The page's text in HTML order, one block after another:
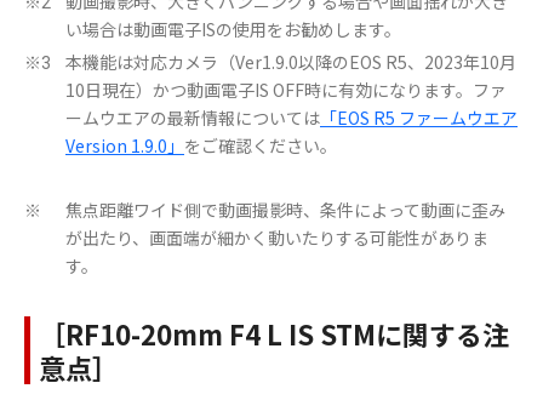
い場合は動画電子ISの使用をお勧めします。
※3
本機能は対応カメラ（Ver1.9.0以降のEOS R5、2023年10月
10日現在）かつ動画電子IS OFF時に有効になります。ファ
ームウエアの最新情報については 「EOS R5 ファームウエア
Version 1.9.0」 をご確認ください。
※
焦点距離ワイド側で動画撮影時、条件によって動画に歪み
が出たり、画面端が細かく動いたりする可能性がありま
す。
［RF10-20mm F4 L IS STMに関する注
意点］